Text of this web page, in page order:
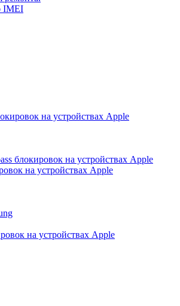
IMEI
на устройствах Apple
блокировок на устройствах Apple
на устройствах Apple
на устройствах Apple